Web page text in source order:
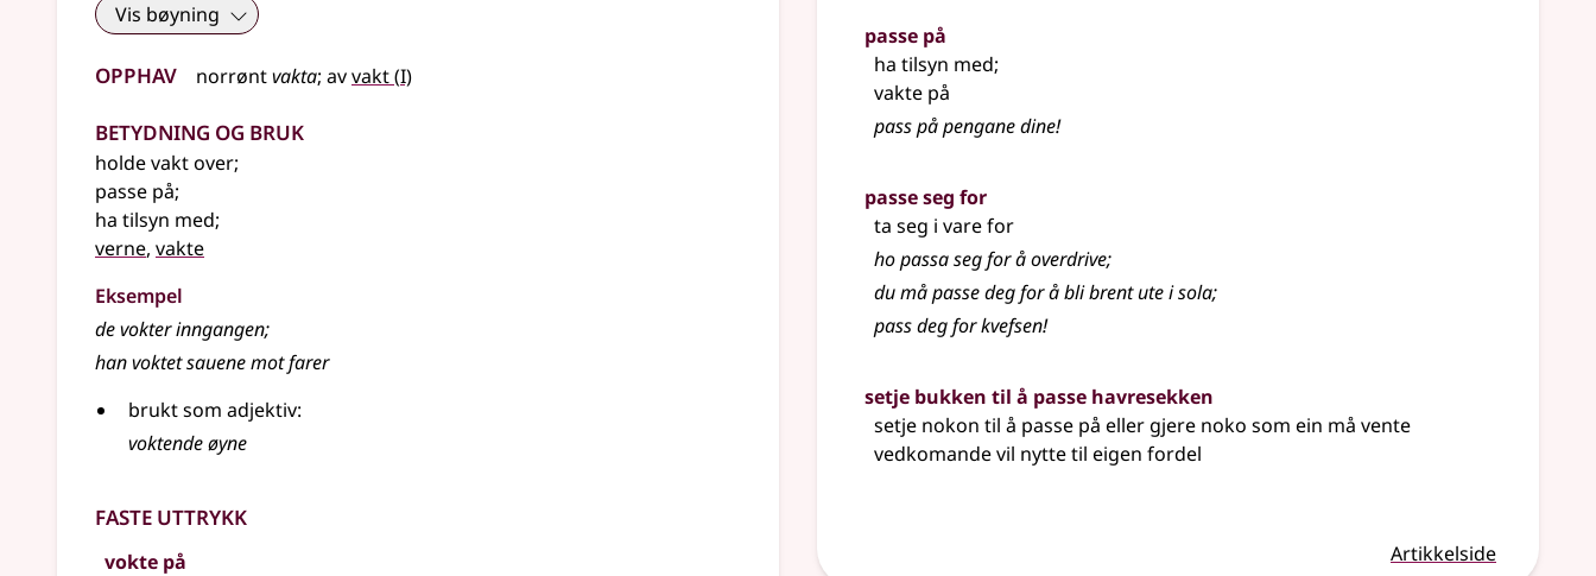
Vis bøyning
Opphav norrøntvakta; avvakt(1
I)
Betydning og bruk
holde vakt over;
passe på;
ha tilsyn med;
verne, vakte
Eksempel
devokterinngangen;
hanvoktetsauene mot farer
brukt som adjektiv:
voktende øyne
Faste uttrykk
vokte på
passe på
ha tilsyn med;
vakte på
pass på pengane dine!
passe seg for
ta seg i vare for
ho passa seg for å overdrive;
du må passe deg for å bli brent ute i sola;
pass deg for kvefsen!
setje bukken til å passe havresekken
setje nokon til å passe på eller gjere noko som ein må vente
vedkomande vil nytte til eigen fordel
Artikkelside